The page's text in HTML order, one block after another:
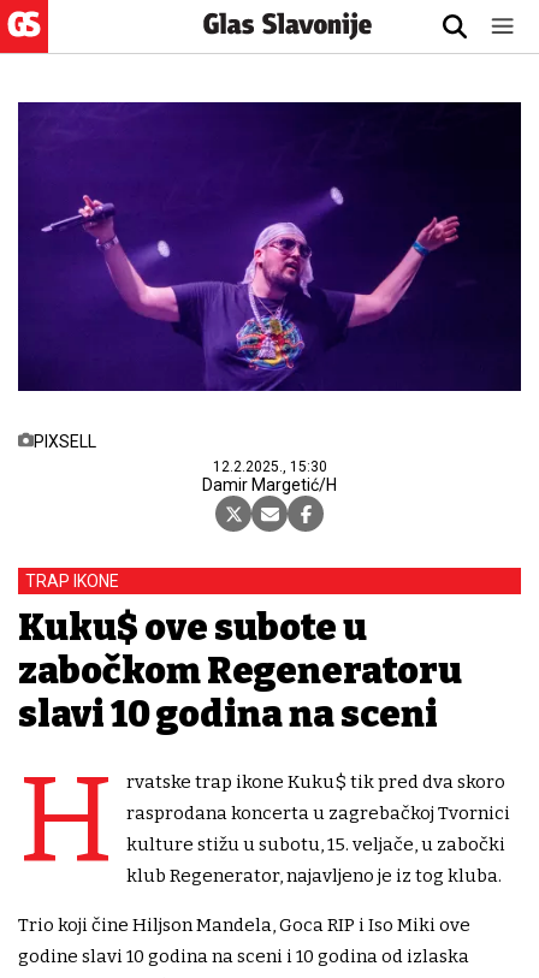
PIXSELL
12.2.2025., 15:30
Damir Margetić/H
TRAP IKONE
Kuku$ ove subote u
zabočkom Regeneratoru
slavi 10 godina na sceni
H
rvatske trap ikone Kuku$ tik pred dva skoro
rasprodana koncerta u zagrebačkoj Tvornici
kulture stižu u subotu, 15. veljače, u zabočki
klub Regenerator, najavljeno je iz tog kluba.
Trio koji čine Hiljson Mandela, Goca RIP i Iso Miki ove
godine slavi 10 godina na sceni i 10 godina od izlaska